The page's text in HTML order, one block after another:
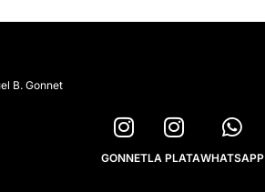
B. Gonnet
GONNETLA PLATAWHATSAPP